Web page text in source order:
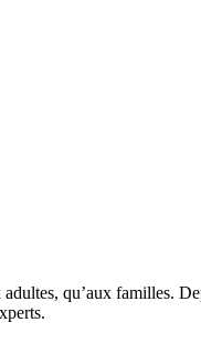
qu’aux familles.